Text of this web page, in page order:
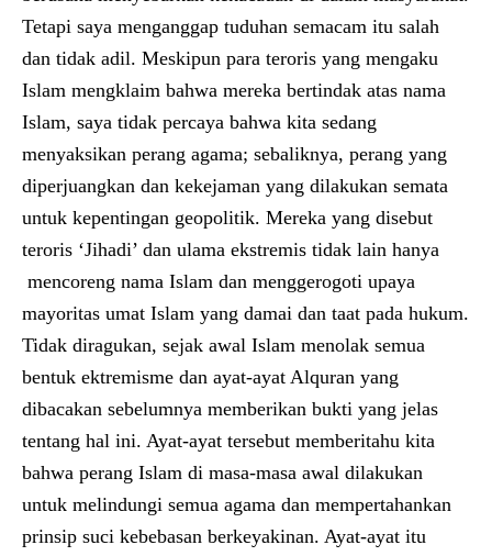
Tetapi saya menganggap tuduhan semacam itu salah
dan tidak adil. Meskipun para teroris yang mengaku
Islam mengklaim bahwa mereka bertindak atas nama
Islam, saya tidak percaya bahwa kita sedang
menyaksikan perang agama; sebaliknya, perang yang
diperjuangkan dan kekejaman yang dilakukan semata
untuk kepentingan geopolitik. Mereka yang disebut
teroris ‘Jihadi’ dan ulama ekstremis tidak lain hanya
mencoreng nama Islam dan menggerogoti upaya
mayoritas umat Islam yang damai dan taat pada hukum.
Tidak diragukan, sejak awal Islam menolak semua
bentuk ektremisme dan ayat-ayat Alquran yang
dibacakan sebelumnya memberikan bukti yang jelas
tentang hal ini. Ayat-ayat tersebut memberitahu kita
bahwa perang Islam di masa-masa awal dilakukan
untuk melindungi semua agama dan mempertahankan
prinsip suci kebebasan berkeyakinan. Ayat-ayat itu